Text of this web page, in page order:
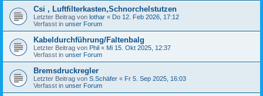
Csi , Luftfilterkasten,Schnorchelstutzen
Letzter Beitrag von lothar « Do 12. Feb 2026, 17:12
Verfasst in unser Forum
Kabeldurchführung/Faltenbalg
Letzter Beitrag von Phil « Mi 15. Okt 2025, 12:37
Verfasst in unser Forum
Bremsdruckregler
Letzter Beitrag von S.Schäfer « Fr 5. Sep 2025, 16:03
Verfasst in unser Forum